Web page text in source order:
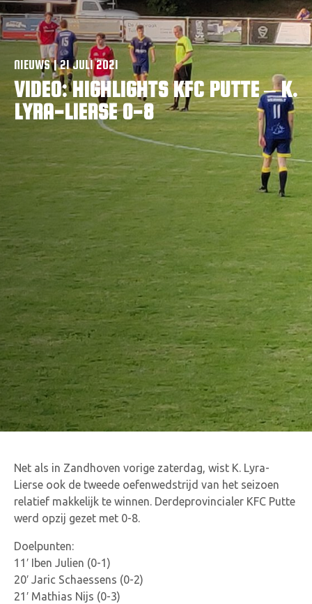
NIEUWS | 21 JULI 2021
VIDEO: HIGHLIGHTS KFC PUTTE – K.
LYRA-LIERSE 0-8
Net als in Zandhoven vorige zaterdag, wist K. Lyra-
Lierse ook de tweede oefenwedstrijd van het seizoen
relatief makkelijk te winnen. Derdeprovincialer KFC Putte
werd opzij gezet met 0-8.
Doelpunten:
11′ Iben Julien (0-1)
20′ Jaric Schaessens (0-2)
21′ Mathias Nijs (0-3)